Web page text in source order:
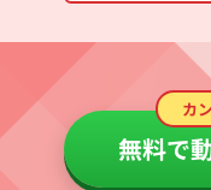
カ
無料で